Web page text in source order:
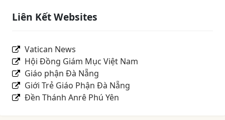
Liên Kết Websites
Vatican News
Hội Đồng Giám Mục Việt Nam
Giáo phận Đà Nẵng
Giới Trẻ Giáo Phận Đà Nẵng
Đền Thánh Anrê Phú Yên